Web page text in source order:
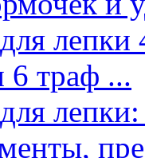
лепки
6 траф ...